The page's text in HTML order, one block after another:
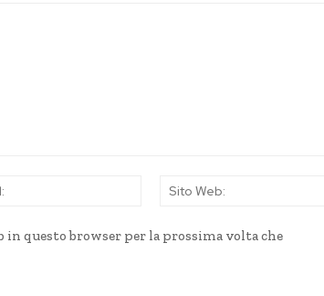
Email:
in questo browser per la prossima volta che